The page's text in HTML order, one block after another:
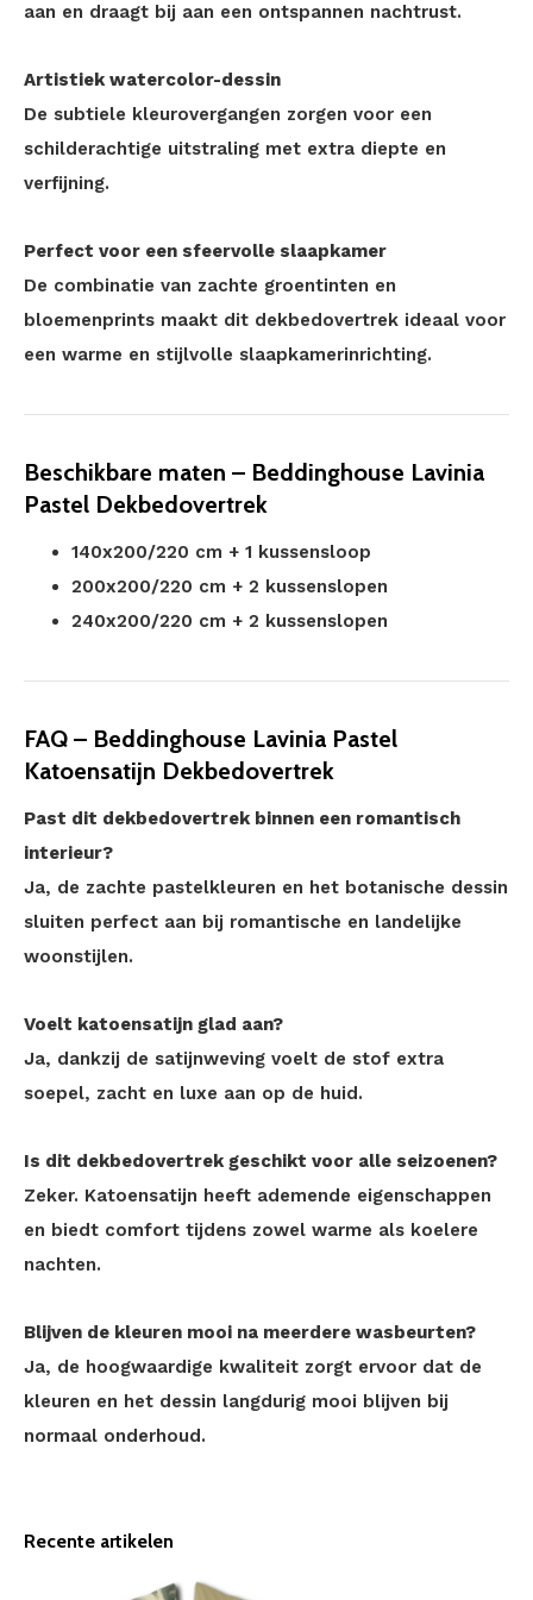
aan en draagt bij aan een ontspannen nachtrust.
Artistiek watercolor-dessin
De subtiele kleurovergangen zorgen voor een
schilderachtige uitstraling met extra diepte en
verfijning.
Perfect voor een sfeervolle slaapkamer
De combinatie van zachte groentinten en
bloemenprints maakt dit dekbedovertrek ideaal voor
een warme en stijlvolle slaapkamerinrichting.
Beschikbare maten – Beddinghouse Lavinia
Pastel Dekbedovertrek
140x200/220 cm + 1 kussensloop
200x200/220 cm + 2 kussenslopen
240x200/220 cm + 2 kussenslopen
FAQ – Beddinghouse Lavinia Pastel
Katoensatijn Dekbedovertrek
Past dit dekbedovertrek binnen een romantisch
interieur?
Ja, de zachte pastelkleuren en het botanische dessin
sluiten perfect aan bij romantische en landelijke
woonstijlen.
Voelt katoensatijn glad aan?
Ja, dankzij de satijnweving voelt de stof extra
soepel, zacht en luxe aan op de huid.
Is dit dekbedovertrek geschikt voor alle seizoenen?
Zeker. Katoensatijn heeft ademende eigenschappen
en biedt comfort tijdens zowel warme als koelere
nachten.
Blijven de kleuren mooi na meerdere wasbeurten?
Ja, de hoogwaardige kwaliteit zorgt ervoor dat de
kleuren en het dessin langdurig mooi blijven bij
normaal onderhoud.
Recente artikelen